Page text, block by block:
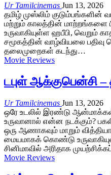
Ur Tamilcinemas Jun 13, 2026
தமிழ் முஸ்லிம் குடும்பங்களின்
மற்றும் காலத்தின்
உருவாகியுள்ள ஹபீபி, வெறும்
சமூகத்தின் வாழ்வியலை பதிவு
தலைமுறைகள் கடந்து…
Movie Reviews
டபுள் ஆக்குபென்சி
Ur Tamilcinemas Jun 13, 2026
ஒரே உடலில் இரண்டு
உருவானால் என்ன நடக்கும்?
ஒரு ஆணாகவும் மாறும்
மையமாகக் கொண்டு
சினிமாவில் அரிதாக
Movie Reviews